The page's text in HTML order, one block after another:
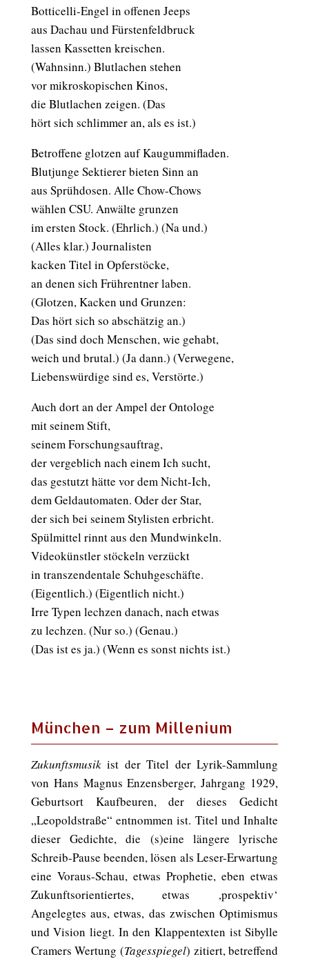
Botticelli-Engel in offenen Jeeps
aus Dachau und Fürstenfeldbruck
lassen Kassetten kreischen.
(Wahnsinn.) Blutlachen stehen
vor mikroskopischen Kinos,
die Blutlachen zeigen. (Das
hört sich schlimmer an, als es ist.)
Betroffene glotzen auf Kaugummifladen.
Blutjunge Sektierer bieten Sinn an
aus Sprühdosen. Alle Chow-Chows
wählen CSU. Anwälte grunzen
im ersten Stock. (Ehrlich.) (Na und.)
(Alles klar.) Journalisten
kacken Titel in Opferstöcke,
an denen sich Frührentner laben.
(Glotzen, Kacken und Grunzen:
Das hört sich so abschätzig an.)
(Das sind doch Menschen, wie gehabt,
weich und brutal.) (Ja dann.) (Verwegene,
Liebenswürdige sind es, Verstörte.)
Auch dort an der Ampel der Ontologe
mit seinem Stift,
seinem Forschungsauftrag,
der vergeblich nach einem Ich sucht,
das gestutzt hätte vor dem Nicht-Ich,
dem Geldautomaten. Oder der Star,
der sich bei seinem Stylisten erbricht.
Spülmittel rinnt aus den Mundwinkeln.
Videokünstler stöckeln verzückt
in transzendentale Schuhgeschäfte.
(Eigentlich.) (Eigentlich nicht.)
Irre Typen lechzen danach, nach etwas
zu lechzen. (Nur so.) (Genau.)
(Das ist es ja.) (Wenn es sonst nichts ist.)
München – zum Millenium
Zukunftsmusikist der Titel der Lyrik-Sammlung
von Hans Magnus Enzensberger, Jahrgang 1929,
Geburtsort Kaufbeuren, der dieses Gedicht
„Leopoldstraße“ entnommen ist. Titel und Inhalte
dieser Gedichte, die (s)eine längere lyrische
Schreib-Pause beenden, lösen als Leser-Erwartung
eine Voraus-Schau, etwas Prophetie, eben etwas
Zukunftsorientiertes, etwas ,prospektiv‘
Angelegtes aus, etwas, das zwischen Optimismus
und Vision liegt. In den Klappentexten ist Sibylle
Cramers Wertung (Tagesspiegel) zitiert, betreffend